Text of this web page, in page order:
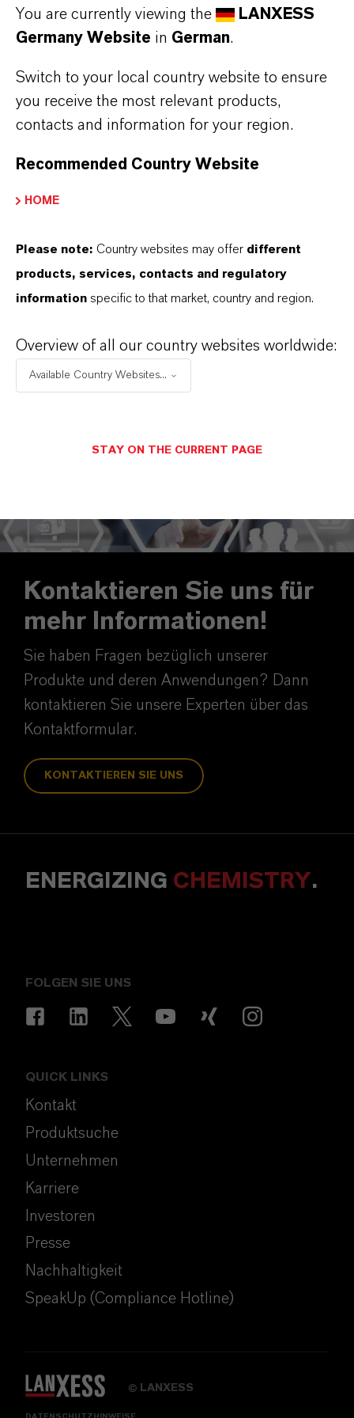
Management der Wasserqualität und
strenge Hygienevorschriften schützen
die Bestände, sichern die
Produktqualität und unterstützen das
nachhaltige Wachstum der
Aquakulturbranche.
Mehr erfahren
Mehr erfahren
Kontaktieren Sie uns für
mehr Informationen!
Sie haben Fragen bezüglich unserer
Produkte und deren Anwendungen? Dann
kontaktieren Sie unsere Experten über das
Kontaktformular.
KONTAKTIEREN SIE UNS
ENERGIZING CHEMISTRY.
FOLGEN SIE UNS
QUICK LINKS
Kontakt
Produktsuche
Unternehmen
Karriere
Investoren
Presse
Nachhaltigkeit
SpeakUp (Compliance Hotline)
© LANXESS
You are currently viewing the
LANXESS
Germany Website in German.
Switch to your local country website to ensure
you receive the most relevant products,
contacts and information for your region.
Recommended Country Website
HOME
Please note: Country websites may offer different
products, services, contacts and regulatory
information specific to that market, country and region.
Overview of all our country websites worldwide:
Available Country Websites...
STAY ON THE CURRENT PAGE